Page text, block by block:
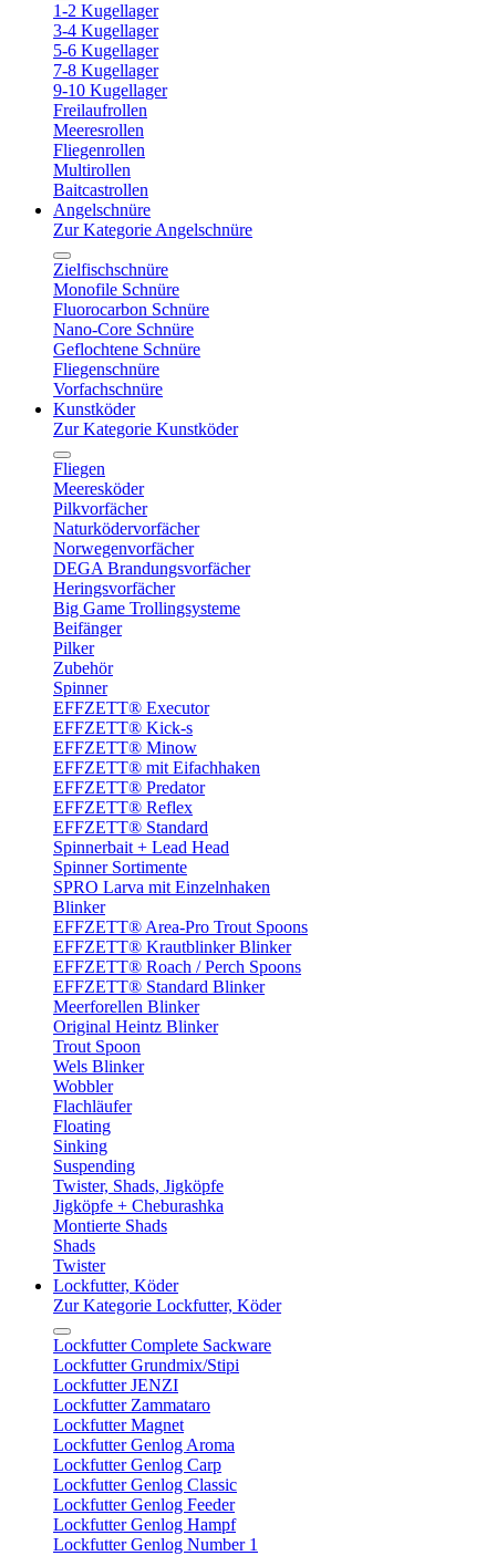
1-2 Kugellager
3-4 Kugellager
5-6 Kugellager
7-8 Kugellager
9-10 Kugellager
Freilaufrollen
Meeresrollen
Fliegenrollen
Multirollen
Baitcastrollen
Angelschnüre
Zur Kategorie Angelschnüre
Zielfischschnüre
Monofile Schnüre
Fluorocarbon Schnüre
Nano-Core Schnüre
Geflochtene Schnüre
Fliegenschnüre
Vorfachschnüre
Kunstköder
Zur Kategorie Kunstköder
Fliegen
Meeresköder
Pilkvorfächer
Naturködervorfächer
Norwegenvorfächer
DEGA Brandungsvorfächer
Heringsvorfächer
Big Game Trollingsysteme
Beifänger
Pilker
Zubehör
Spinner
EFFZETT® Executor
EFFZETT® Kick-s
EFFZETT® Minow
EFFZETT® mit Eifachhaken
EFFZETT® Predator
EFFZETT® Reflex
EFFZETT® Standard
Spinnerbait + Lead Head
Spinner Sortimente
SPRO Larva mit Einzelnhaken
Blinker
EFFZETT® Area-Pro Trout Spoons
EFFZETT® Krautblinker Blinker
EFFZETT® Roach / Perch Spoons
EFFZETT® Standard Blinker
Meerforellen Blinker
Original Heintz Blinker
Trout Spoon
Wels Blinker
Wobbler
Flachläufer
Floating
Sinking
Suspending
Twister, Shads, Jigköpfe
Jigköpfe + Cheburashka
Montierte Shads
Shads
Twister
Lockfutter, Köder
Zur Kategorie Lockfutter, Köder
Lockfutter Complete Sackware
Lockfutter Grundmix/Stipi
Lockfutter JENZI
Lockfutter Zammataro
Lockfutter Magnet
Lockfutter Genlog Aroma
Lockfutter Genlog Carp
Lockfutter Genlog Classic
Lockfutter Genlog Feeder
Lockfutter Genlog Hampf
Lockfutter Genlog Number 1